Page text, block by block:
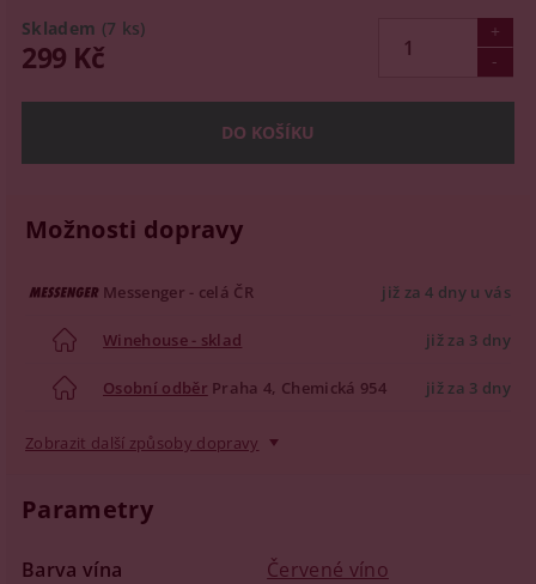
Skladem (7 ks)
299 Kč
Možnosti dopravy
Messenger - celá ČR již za 4 dny u vás
Winehouse - sklad již za 3 dny
Osobní odběr Praha 4, Chemická 954 již za 3 dny
Zobrazit další způsoby dopravy
Parametry
Barva vína
Červené víno